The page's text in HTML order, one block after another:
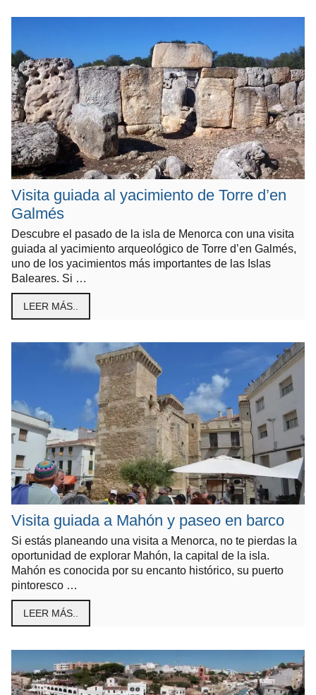
Visita guiada al yacimiento de Torre d’en
Galmés
Descubre el pasado de la isla de Menorca con una visita
guiada al yacimiento arqueológico de Torre d’en Galmés,
uno de los yacimientos más importantes de las Islas
Baleares. Si …
LEER MÁS..
Visita guiada a Mahón y paseo en barco
Si estás planeando una visita a Menorca, no te pierdas la
oportunidad de explorar Mahón, la capital de la isla.
Mahón es conocida por su encanto histórico, su puerto
pintoresco …
LEER MÁS..